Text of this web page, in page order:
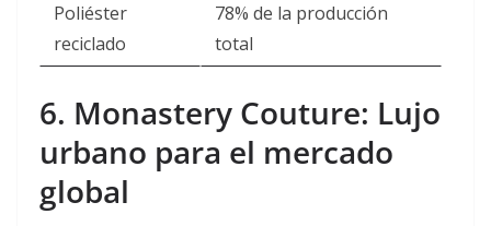
Poliéster
reciclado
78% de la producción
total
6. Monastery Couture: Lujo
urbano para el mercado
global